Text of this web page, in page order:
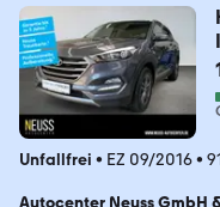
Unfallfrei • EZ 09/2016•